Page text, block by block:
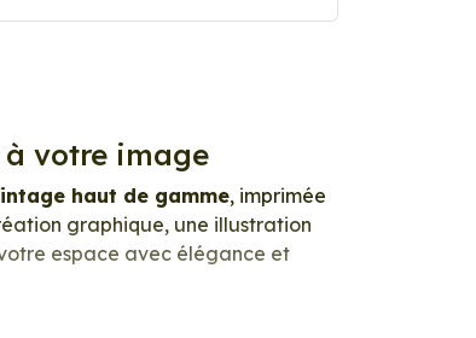
à votre image
haut de gamme, imprimée
graphique, une illustration
espace avec élégance et